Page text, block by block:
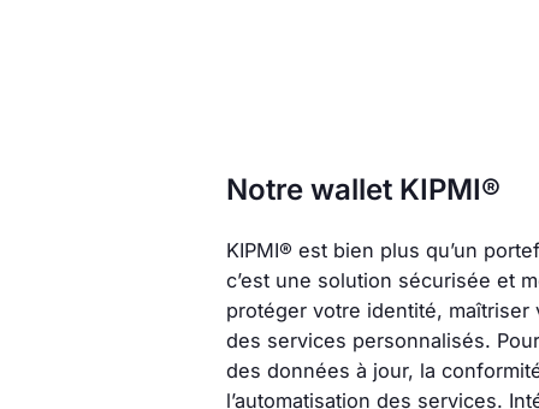
Notre wallet KIPMI®
KIPMI® est bien plus qu’un
c’est une solution sécurisée et
protéger votre identité, maîtriser
des services personnalisés.
des données à jour, la
l’automatisation des services.